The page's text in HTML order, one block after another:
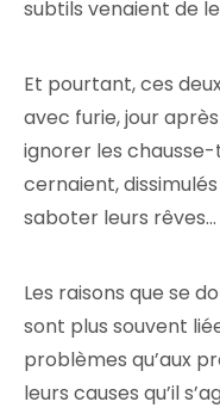
subtils venaient de
Et pourtant, ces
avec furie, jour
ignorer les
cernaient,
saboter leurs rêves…
Les raisons que se
sont plus souvent
problèmes qu’aux
leurs causes qu’il